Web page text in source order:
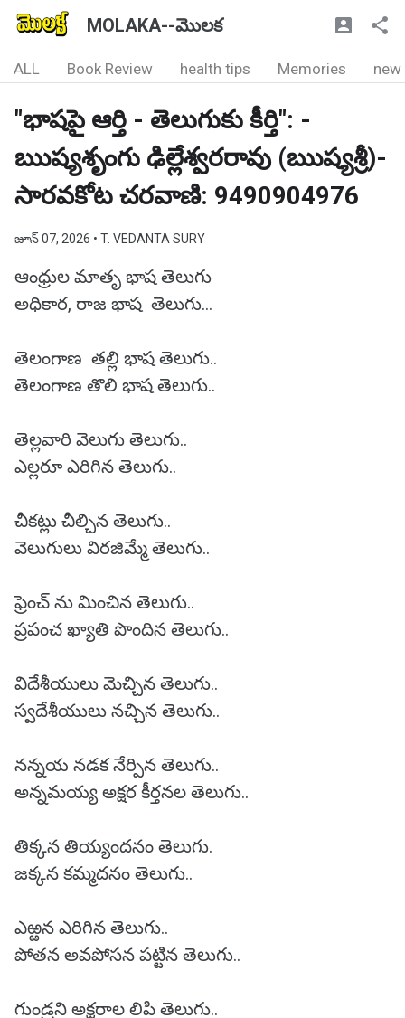
MOLAKA--మొలక
ALL Book Review health tips Memories new
"భాషపై ఆర్తి - తెలుగుకు కీర్తి": -
ఋష్యశృంగు ఢిల్లేశ్వరరావు (ఋష్యశ్రీ)-
సారవకోట చరవాణి: 9490904976
జూన్ 07, 2026 • T. VEDANTA SURY
ఆంధ్రుల మాతృ భాష తెలుగు
అధికార, రాజ భాష తెలుగు...
తెలంగాణ తల్లి భాష తెలుగు..
తెలంగాణ తొలి భాష తెలుగు..
తెల్లవారి వెలుగు తెలుగు..
ఎల్లరూ ఎరిగిన తెలుగు..
చీకట్లు చీల్చిన తెలుగు..
వెలుగులు విరజిమ్మే తెలుగు..
ఫ్రెంచ్ ను మించిన తెలుగు..
ప్రపంచ ఖ్యాతి పొందిన తెలుగు..
విదేశీయులు మెచ్చిన తెలుగు..
స్వదేశీయులు నచ్చిన తెలుగు..
నన్నయ నడక నేర్పిన తెలుగు..
అన్నమయ్య అక్షర కీర్తనల తెలుగు..
తిక్కన తియ్యందనం తెలుగు.
జక్కన కమ్మదనం తెలుగు..
ఎఱ్ఱన ఎరిగిన తెలుగు..
పోతన అవపోసన పట్టిన తెలుగు..
గుండ్రని అక్షరాల లిపి తెలుగు..